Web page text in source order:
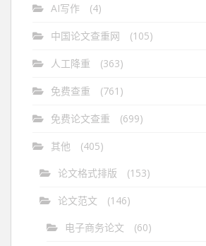
AI写作 (4)
中国论文查重网 (105)
人工降重 (363)
免费查重 (761)
免费论文查重 (699)
其他
(405)
论文格式排版
(153)
论文范文
(146)
电子商务论文
(60)